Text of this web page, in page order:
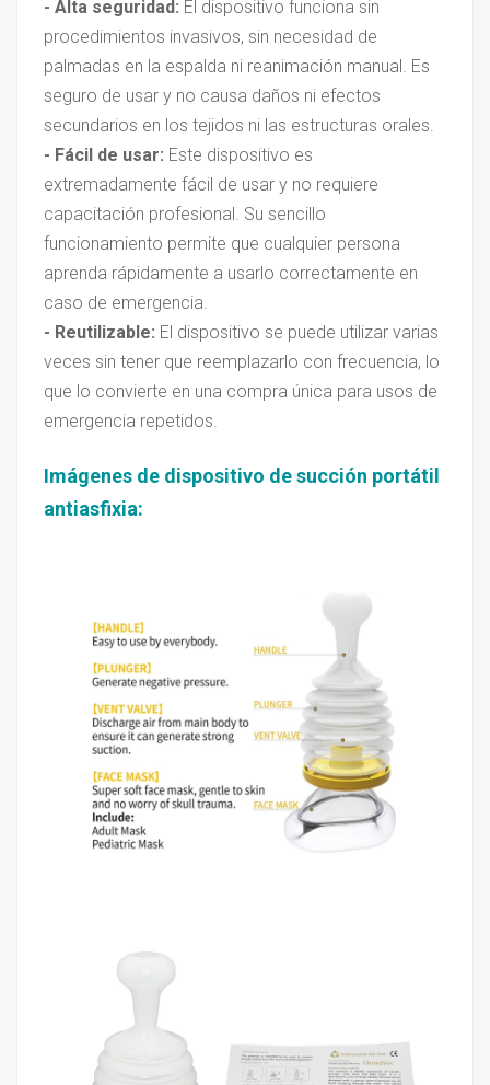
- Alta seguridad: El dispositivo funciona sin
procedimientos invasivos, sin necesidad de
palmadas en la espalda ni reanimación manual. Es
seguro de usar y no causa daños ni efectos
secundarios en los tejidos ni las estructuras orales.
- Fácil de usar: Este dispositivo es
extremadamente fácil de usar y no requiere
capacitación profesional. Su sencillo
funcionamiento permite que cualquier persona
aprenda rápidamente a usarlo correctamente en
caso de emergencia.
- Reutilizable: El dispositivo se puede utilizar varias
veces sin tener que reemplazarlo con frecuencia, lo
que lo convierte en una compra única para usos de
emergencia repetidos.
Imágenes de dispositivo de succión portátil
antiasfixia: